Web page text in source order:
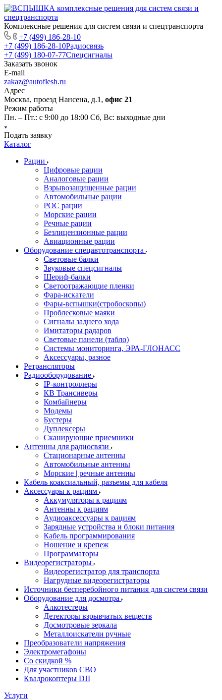
Комплексные решения для систем связи и спецтранспорта
+7 (499) 186-28-10
+7 (499) 186-28-10Радиосвязь
+7 (499) 180-07-77Спецсигналы
Заказать звонок
E-mail
zakaz@autoflesh.ru
Адрес
Москва, проезд Нансена, д.1, офис 21
Режим работы
Пн. – Пт.: с 9:00 до 18:00 Cб, Вс: выходные дни
Подать заявку
Каталог
Рации
Цифровые рации
Аналоговые рации
Взрывозащищенные рации
Автомобильные рации
POC рации
Морские рации
Речные рации
Безлицензионные рации
Авиационные рации
Оборудование спецавтотранспорта
Световые балки
Звуковые спецсигналы
Шериф-балки
Светоотражающие пленки
Фара-искатели
Фары-вспышки(стробоскопы)
Проблесковые маяки
Сигналы заднего хода
Имитаторы радаров
Световые панели (табло)
Системы мониторинга, ЭРА-ГЛОНАСС
Аксессуары, разное
Ретрансляторы
Радиооборудование
IP-контроллеры
КВ Трансиверы
Комбайнеры
Модемы
Бустеры
Дуплексеры
Сканирующие приемники
Антенны для радиосвязи
Стационарные антенны
Автомобильные антенны
Морские | речные антенны
Кабель коаксиальный, разъемы для кабеля
Аксессуары к рациям
Аккумуляторы к рациям
Антенны к рациям
Аудиоаксессуары к рациям
Зарядные устройства и блоки питания
Кабель программирования
Ношение и крепеж
Программаторы
Видеорегистраторы
Видеорегистратор для транспорта
Нагрудные видеорегистраторы
Источники бесперебойного питания для систем связи
Оборудование для досмотра
Алкотестеры
Детекторы взрывчатых веществ
Досмотровые зеркала
Металлоискатели ручные
Преобразователи напряжения
Электромегафоны
Со скидкой %
Для участников СВО
Квадрокоптеры DJI
Услуги